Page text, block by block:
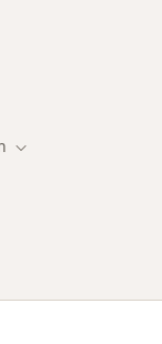
Cambiar de ciudad